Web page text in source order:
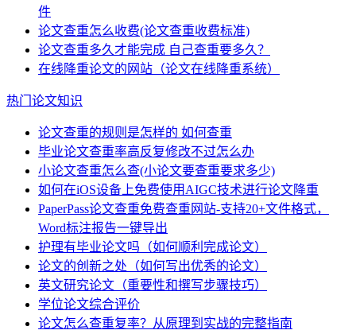
件
论文查重怎么收费(论文查重收费标准)
论文查重多久才能完成 自己查重要多久？
在线降重论文的网站（论文在线降重系统）
热门论文知识
论文查重的规则是怎样的 如何查重
毕业论文查重率高反复修改不过怎么办
小论文查重怎么查(小论文要查重要求多少)
如何在iOS设备上免费使用AIGC技术进行论文降重
PaperPass论文查重免费查重网站-支持20+文件格式，
Word标注报告一键导出
护理有毕业论文吗（如何顺利完成论文）
论文的创新之处（如何写出优秀的论文）
英文研究论文（重要性和撰写步骤技巧）
学位论文综合评价
论文怎么查重复率？从原理到实战的完整指南